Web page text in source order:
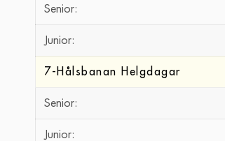
Senior:
Junior:
7-Hålsbanan Helgdagar
Senior:
Junior: